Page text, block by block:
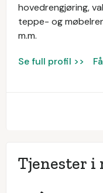
hovedrengjøring,
teppe- og
m.m.
Se full profil >>
Tjenester